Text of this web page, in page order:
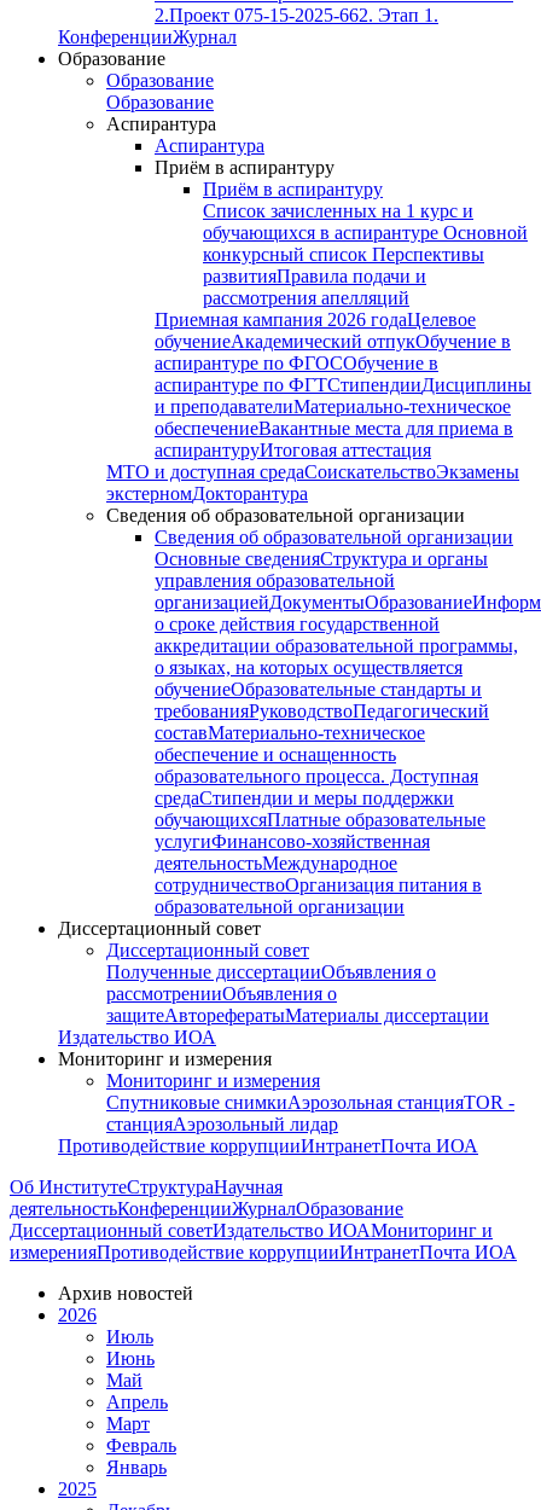
2.Проект 075-15-2025-662. Этап 1.
КонференцииЖурнал
Образование
Образование
Образование
Аспирантура
Аспирантура
Приём в аспирантуру
Приём в аспирантуру
Список зачисленных на 1 курс и
обучающихся в аспирантуре Основной
конкурсный список Перспективы
развитияПравила подачи и
рассмотрения апелляций
Приемная кампания 2026 годаЦелевое
обучениеАкадемический отпукОбучение в
аспирантуре по ФГОСОбучение в
аспирантуре по ФГТСтипендииДисциплины
и преподавателиМатериально-техническое
обеспечениеВакантные места для приема в
аспирантуруИтоговая аттестация
МТО и доступная средаСоискательствоЭкзамены
экстерномДокторантура
Сведения об образовательной организации
Сведения об образовательной организации
Основные сведенияСтруктура и органы
управления образовательной
организациейДокументыОбразование
о сроке действия государственной
аккредитации образовательной программы,
о языках, на которых осуществляется
обучениеОбразовательные стандарты и
требованияРуководствоПедагогический
составМатериально-техническое
обеспечение и оснащенность
образовательного процесса. Доступная
средаСтипендии и меры поддержки
обучающихсяПлатные образовательные
услугиФинансово-хозяйственная
деятельностьМеждународное
сотрудничествоОрганизация питания в
образовательной организации
Диссертационный совет
Диссертационный совет
Полученные диссертацииОбъявления о
рассмотренииОбъявления о
защитеАвторефератыМатериалы диссертации
Издательство ИОА
Мониторинг и измерения
Мониторинг и измерения
Спутниковые снимкиАэрозольная станцияTOR -
станцияАэрозольный лидар
Противодействие коррупцииИнтранетПочта ИОА
Об ИнститутеСтруктураНаучная
деятельностьКонференцииЖурналОбразование
Диссертационный советИздательство ИОАМониторинг и
измеренияПротиводействие коррупцииИнтранетПочта ИОА
Архив новостей
2026
Июль
Июнь
Май
Апрель
Март
Февраль
Январь
2025